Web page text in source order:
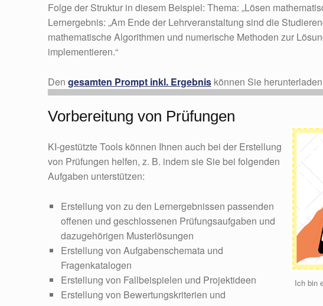
Folge der Struktur in diesem Beispiel: Thema: „Lösen
Lernergebnis: „Am Ende der Lehrveranstaltung sind die
mathematische Algorithmen und numerische Methoden zur
implementieren.“
Den gesamten Prompt inkl. Ergebniskönnen Sie
Vorbereitung von Prüfungen
KI-gestützte Tools können Ihnen auch bei der Erstellung
von Prüfungen helfen, z. B. indem sie Sie bei folgenden
Aufgaben unterstützen:
Erstellung von zu den Lernergebnissen passenden
offenen und geschlossenen Prüfungsaufgaben und
dazugehörigen Musterlösungen
Erstellung von Aufgabenschemata und
Fragenkatalogen
Erstellung von Fallbeispielen und Projektideen
Erstellung von Bewertungskriterien und
Ich bin